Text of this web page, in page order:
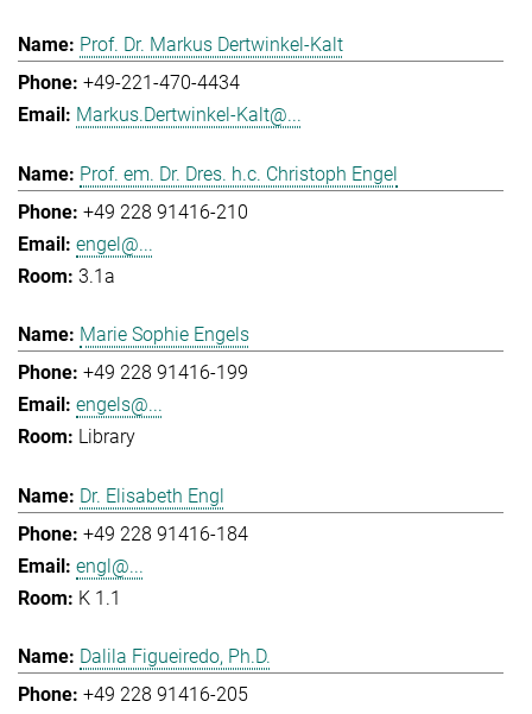
Prof. Dr. Markus Dertwinkel-Kalt
+49-221-470-4434
Markus.Dertwinkel-Kalt@...
Prof. em. Dr. Dres. h.c. Christoph Engel
+49 228 91416-210
engel@...
3.1a
Marie Sophie Engels
+49 228 91416-199
engels@...
Library
Dr. Elisabeth Engl
+49 228 91416-184
engl@...
K 1.1
Dalila Figueiredo, Ph.D.
+49 228 91416-205